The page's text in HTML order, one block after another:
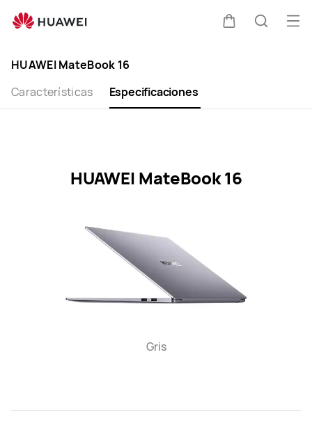
MateBook
Specification
HUAWEI MateBook 16
Características
Especificaciones
HUAWEI MateBook 16
Gris